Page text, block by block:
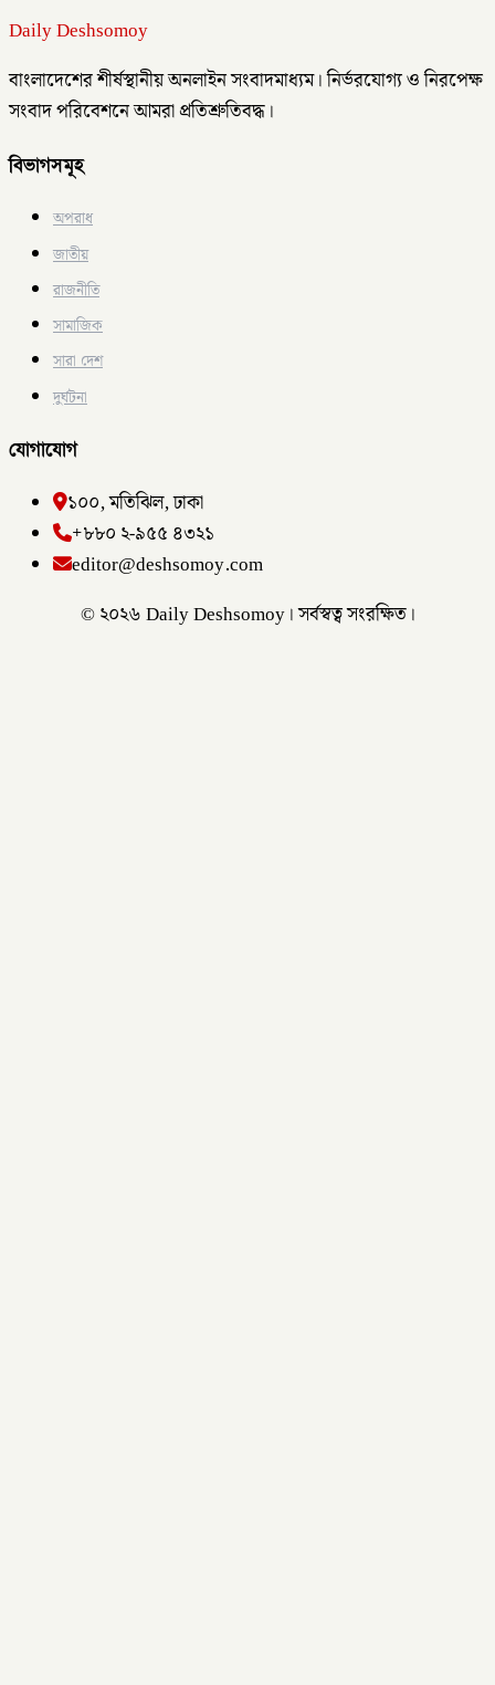
Daily Deshsomoy
বাংলাদেশের শীর্ষস্থানীয় অনলাইন সংবাদমাধ্যম। নির্ভরযোগ্য ও নিরপেক্ষ
সংবাদ পরিবেশনে আমরা প্রতিশ্রুতিবদ্ধ।
বিভাগসমূহ
অপরাধ
জাতীয়
রাজনীতি
সামাজিক
সারা দেশ
দুর্ঘটনা
যোগাযোগ
১০০, মতিঝিল, ঢাকা
+৮৮০ ২-৯৫৫ ৪৩২১
editor@deshsomoy.com
© ২০২৬ Daily Deshsomoy। সর্বস্বত্ব সংরক্ষিত।